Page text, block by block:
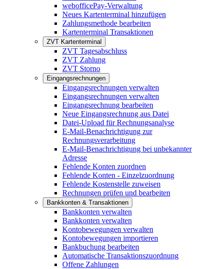
webofficePay-Verwaltung
Neues Kartenterminal hinzufügen
Zahlungsmethode bearbeiten
Kartenterminal Transaktionen
ZVT Kartenterminal
ZVT Tagesabschluss
ZVT Zahlung
ZVT Storno
Eingangsrechnungen
Eingangsrechnungen verwalten
Eingangsrechnungen verwalten
Eingangsrechnung bearbeiten
Neue Eingangsrechnung aus Datei
Datei-Upload für Rechnungsanalyse
E-Mail-Benachrichtigung zur
Rechnungsverarbeitung
E-Mail-Benachrichtigung bei unbekannter
Adresse
Fehlende Konten zuordnen
Fehlende Konten - Einzelzuordnung
Fehlende Kostenstelle zuweisen
Rechnungen prüfen und bearbeiten
Bankkonten & Transaktionen
Bankkonten verwalten
Bankkonten verwalten
Kontobewegungen verwalten
Kontobewegungen importieren
Bankbuchung bearbeiten
Automatische Transaktionszuordnung
Offene Zahlungen